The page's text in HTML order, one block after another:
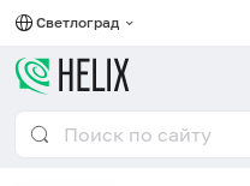
Светлоград